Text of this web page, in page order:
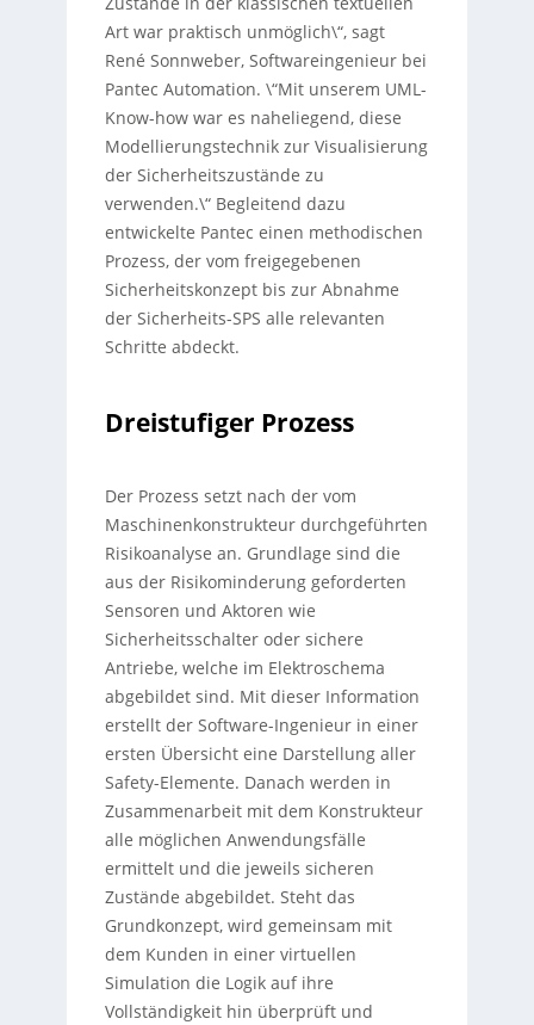
Art war praktisch unmöglich\“, sagt
René Sonnweber, Softwareingenieur bei
Pantec Automation. \“Mit unserem UML-
Know-how war es naheliegend, diese
Modellierungstechnik zur Visualisierung
der Sicherheitszustände zu
verwenden.\“ Begleitend dazu
entwickelte Pantec einen methodischen
Prozess, der vom freigegebenen
Sicherheitskonzept bis zur Abnahme
der Sicherheits-SPS alle relevanten
Schritte abdeckt.
Dreistufiger Prozess
Der Prozess setzt nach der vom
Maschinenkonstrukteur durchgeführten
Risikoanalyse an. Grundlage sind die
aus der Risikominderung geforderten
Sensoren und Aktoren wie
Sicherheitsschalter oder sichere
Antriebe, welche im Elektroschema
abgebildet sind. Mit dieser Information
erstellt der Software-Ingenieur in einer
ersten Übersicht eine Darstellung aller
Safety-Elemente. Danach werden in
Zusammenarbeit mit dem Konstrukteur
alle möglichen Anwendungsfälle
ermittelt und die jeweils sicheren
Zustände abgebildet. Steht das
Grundkonzept, wird gemeinsam mit
dem Kunden in einer virtuellen
Simulation die Logik auf ihre
Vollständigkeit hin überprüft und